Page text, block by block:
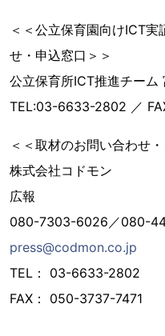
＜＜公立保育園向けICT
せ・申込窓口＞＞
公立保育所ICT推進チーム
TEL:​03-6633-2802 ／
＜＜取材のお問い合わせ
株式会社コドモン
広報
080-7303-6026／080-
press@codmon.co.jp
TEL： 03-6633-2802
FAX： 050-3737-7471